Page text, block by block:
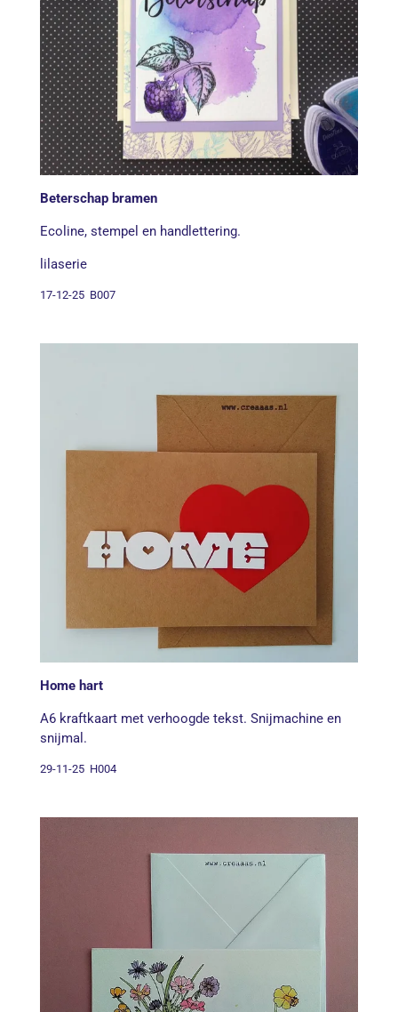
Beterschap bramen
Ecoline, stempel en handlettering.
lilaserie
17-12-25 B007
Home hart
A6 kraftkaart met verhoogde tekst. Snijmachine en
snijmal.
29-11-25 H004